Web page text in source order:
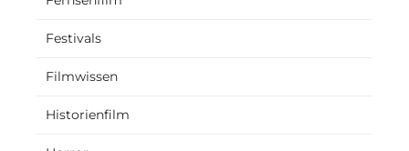
Festivals
Filmwissen
Historienfilm